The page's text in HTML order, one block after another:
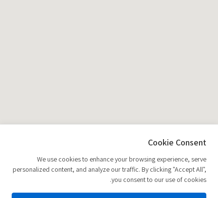
Cookie Consent
We use cookies to enhance your browsing experience, serve
personalized content, and analyze our traffic. By clicking "Accept All",
you consent to our use of cookies.